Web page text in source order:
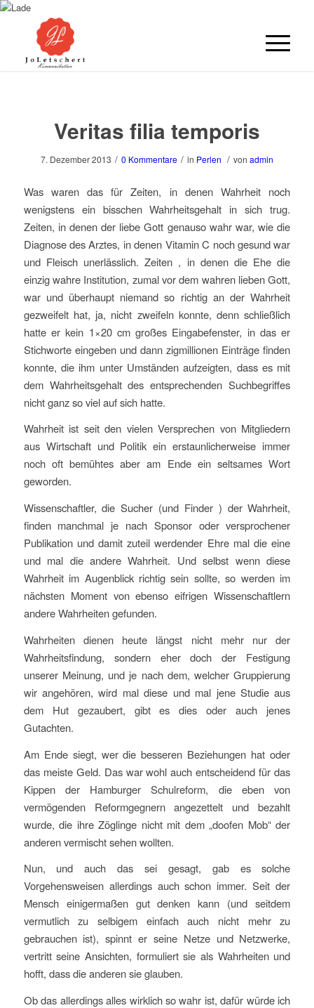
Veritas filia temporis
7. Dezember 2013 / 0 Kommentare / in Perlen / von admin
Was waren das für Zeiten, in denen Wahrheit noch
wenigstens ein bisschen Wahrheitsgehalt in sich trug.
Zeiten, in denen der liebe Gott genauso wahr war, wie die
Diagnose des Arztes, in denen Vitamin C noch gesund war
und Fleisch unerlässlich. Zeiten , in denen die Ehe die
einzig wahre Institution, zumal vor dem wahren lieben Gott,
war und überhaupt niemand so richtig an der Wahrheit
gezweifelt hat, ja, nicht zweifeln konnte, denn schließlich
hatte er kein 1×20 cm großes Eingabefenster, in das er
Stichworte eingeben und dann zigmillionen Einträge finden
konnte, die ihm unter Umständen aufzeigten, dass es mit
dem Wahrheitsgehalt des entsprechenden Suchbegriffes
nicht ganz so viel auf sich hatte.
Wahrheit ist seit den vielen Versprechen von Mitgliedern
aus Wirtschaft und Politik ein erstaunlicherweise immer
noch oft bemühtes aber am Ende ein seltsames Wort
geworden.
Wissenschaftler, die Sucher (und Finder ) der Wahrheit,
finden manchmal je nach Sponsor oder versprochener
Publikation und damit zuteil werdender Ehre mal die eine
und mal die andere Wahrheit. Und selbst wenn diese
Wahrheit im Augenblick richtig sein sollte, so werden im
nächsten Moment von ebenso eifrigen Wissenschaftlern
andere Wahrheiten gefunden.
Wahrheiten dienen heute längst nicht mehr nur der
Wahrheitsfindung, sondern eher doch der Festigung
unserer Meinung, und je nach dem, welcher Gruppierung
wir angehören, wird mal diese und mal jene Studie aus
dem Hut gezaubert, gibt es dies oder auch jenes
Gutachten.
Am Ende siegt, wer die besseren Beziehungen hat oder
das meiste Geld. Das war wohl auch entscheidend für das
Kippen der Hamburger Schulreform, die eben von
vermögenden Reformgegnern angezettelt und bezahlt
wurde, die ihre Zöglinge nicht mit dem „doofen Mob“ der
anderen vermischt sehen wollten.
Nun, und auch das sei gesagt, gab es solche
Vorgehensweisen allerdings auch schon immer. Seit der
Mensch einigermaßen gut denken kann (und seitdem
vermutlich zu selbigem einfach auch nicht mehr zu
gebrauchen ist), spinnt er seine Netze und Netzwerke,
vertritt seine Ansichten, formuliert sie als Wahrheiten und
hofft, dass die anderen sie glauben.
Ob das allerdings alles wirklich so wahr ist, dafür würde ich